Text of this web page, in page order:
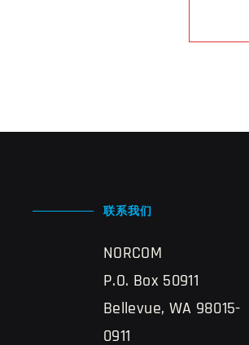
联系我们
NORCOM
P.O. Box 50911
Bellevue, WA 98015-
0911